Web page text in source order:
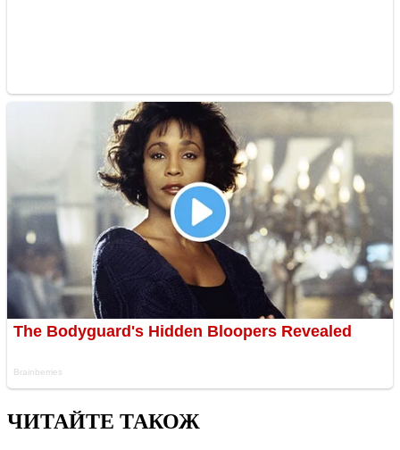
ЧИТАЙТЕ ТАКОЖ